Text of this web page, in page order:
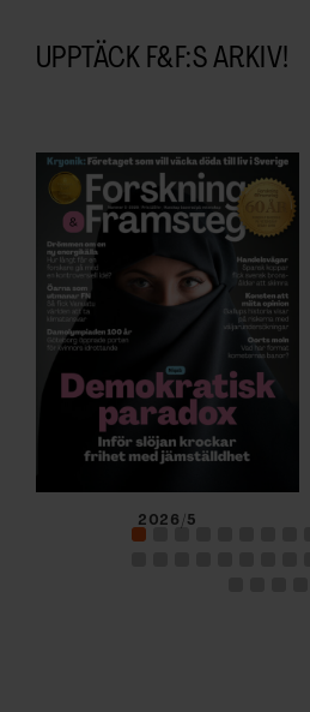
UPPTÄCK F&F:S ARKIV!
2026/5